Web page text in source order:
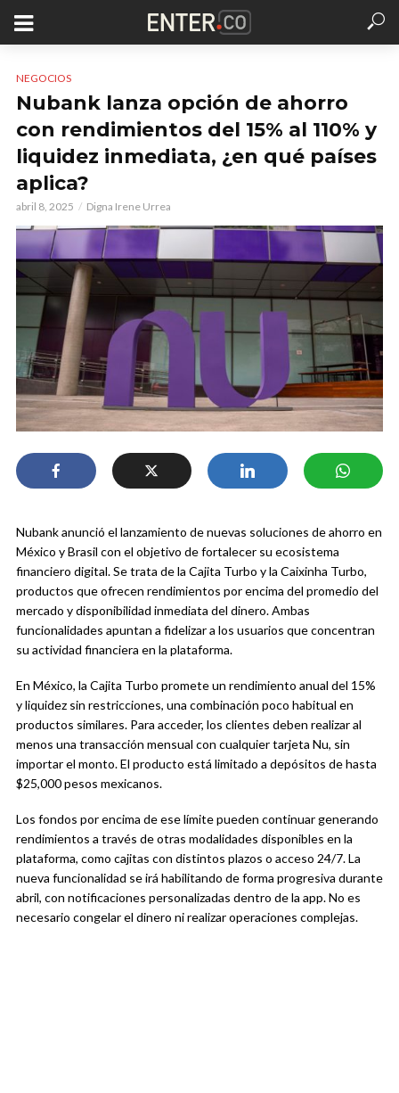
NEGOCIOS
Nubank lanza opción de ahorro
con rendimientos del 15% al 110% y
liquidez inmediata, ¿en qué países
aplica?
abril 8, 2025 Digna Irene Urrea
Nubank anunció el lanzamiento de nuevas soluciones de ahorro en
México y Brasil con el objetivo de fortalecer su ecosistema
financiero digital. Se trata de la Cajita Turbo y la Caixinha Turbo,
productos que ofrecen rendimientos por encima del promedio del
mercado y disponibilidad inmediata del dinero. Ambas
funcionalidades apuntan a fidelizar a los usuarios que concentran
su actividad financiera en la plataforma.
En México, la Cajita Turbo promete un rendimiento anual del 15%
y liquidez sin restricciones, una combinación poco habitual en
productos similares. Para acceder, los clientes deben realizar al
menos una transacción mensual con cualquier tarjeta Nu, sin
importar el monto. El producto está limitado a depósitos de hasta
$25,000 pesos mexicanos.
Los fondos por encima de ese límite pueden continuar generando
rendimientos a través de otras modalidades disponibles en la
plataforma, como cajitas con distintos plazos o acceso 24/7. La
nueva funcionalidad se irá habilitando de forma progresiva durante
abril, con notificaciones personalizadas dentro de la app. No es
necesario congelar el dinero ni realizar operaciones complejas.